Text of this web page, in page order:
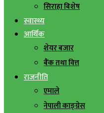
सिराहा बिशेष
स्वास्थ्य
आर्थिक
शेयर बजार
बैंक तथा वित्त
राजनीति
एमाले
नेपाली काङ्ग्रेस